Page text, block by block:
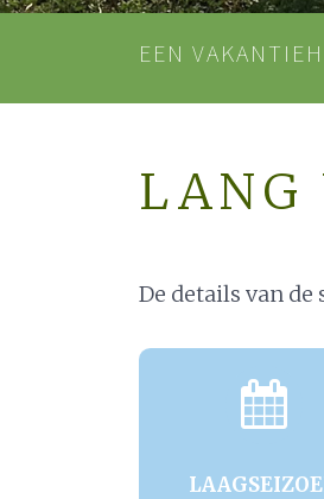
EEN
LANG
De details van de